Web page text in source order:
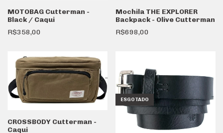
MOTOBAG Cutterman -
Black / Caqui
R$358,00
Mochila THE EXPLORER
Backpack - Olive Cutterman
R$698,00
CROSSBODY Cutterman -
Caqui
ESGOTADO